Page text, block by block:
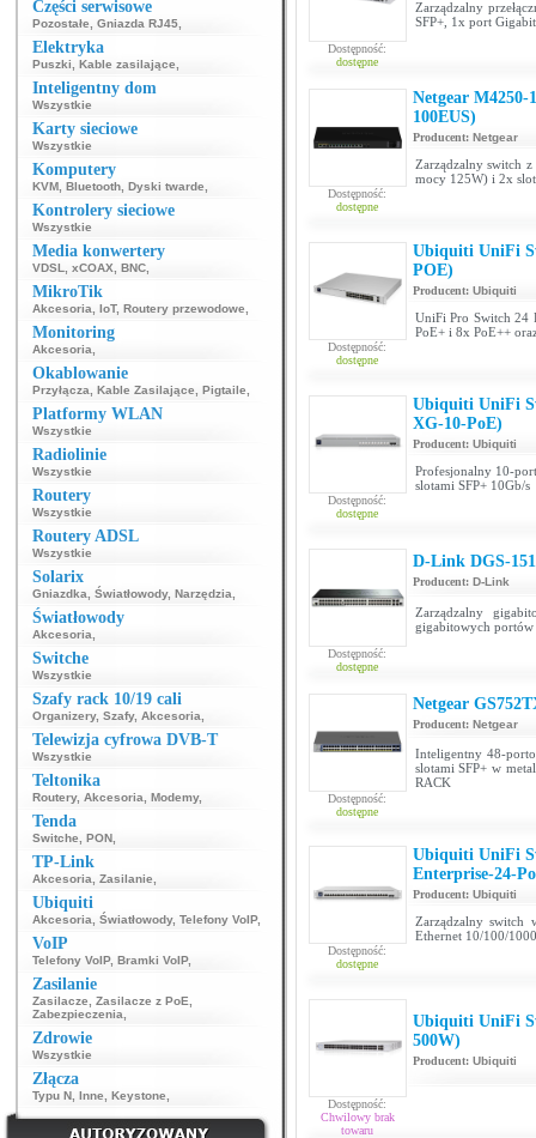
Części serwisowe
Pozostałe Gniazda RJ45
Elektryka
Puszki Kable zasilające
Inteligentny dom
Wszystkie
Karty sieciowe
Wszystkie
Komputery
KVM Bluetooth Dyski twarde
Kontrolery sieciowe
Wszystkie
Media konwertery
VDSL xCOAX BNC
MikroTik
Akcesoria IoT, Routery przewodowe
Monitoring
Akcesoria
Okablowanie
Przyłącza Kable Zasilające Pigtaile
Platformy WLAN
Wszystkie
Radiolinie
Wszystkie
Routery
Wszystkie
Routery ADSL
Wszystkie
Solarix
Gniazdka Światłowody, Narzędzia
Światłowody
Akcesoria
Switche
Wszystkie
Szafy rack 10/19 cali
Organizery, Szafy, Akcesoria
Telewizja cyfrowa DVB-T
Wszystkie
Teltonika
Routery, Akcesoria Modemy,
Tenda
Switche PON
TP-Link
Akcesoria Zasilanie
Ubiquiti
Akcesoria Światłowody, Telefony VoIP,
VoIP
Telefony VoIP, Bramki VoIP,
Zasilanie
Zasilacze Zasilacze z PoE
Zabezpieczenia
Zdrowie
Wszystkie
Złącza
Typu N Inne Keystone
Dostępność:
dostępne
Zarządzalny
SFP+, 1x port
Dostępność:
dostępne
Netgear M4250-
100EUS)
Producent: Netgear
Zarządzalny switch
mocy 125W) i 2x
Dostępność:
dostępne
Ubiquiti UniFi
POE)
Producent: Ubiquiti
UniFi Pro Switch 24
PoE+ i 8x PoE++
Dostępność:
dostępne
Ubiquiti UniFi
XG-10-PoE)
Producent: Ubiquiti
Profesjonalny 10-
slotami SFP+ 10Gb/s
Dostępność:
dostępne
D-Link DGS-
Producent: D-Link
Zarządzalny
gigabitowych portów
Dostępność:
dostępne
Netgear
Producent: Netgear
Inteligentny 48-
slotami SFP+ w
RACK
Dostępność:
dostępne
Ubiquiti UniFi
Enterprise-24-
Producent: Ubiquiti
Zarządzalny
Ethernet 10/100/
Dostępność:
Chwilowy brak
towaru
Ubiquiti UniFi
500W)
Producent: Ubiquiti